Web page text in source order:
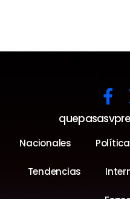
Nacionales Política
Tendencias